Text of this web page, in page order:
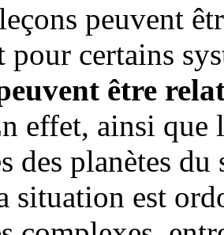
peuvent
pour certains
être
effet, ainsi que
des planètes
situation est